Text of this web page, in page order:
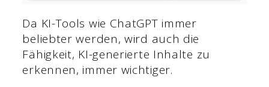
Da KI-Tools wie ChatGPT immer
beliebter werden, wird auch die
Fähigkeit, KI-generierte Inhalte zu
erkennen, immer wichtiger.